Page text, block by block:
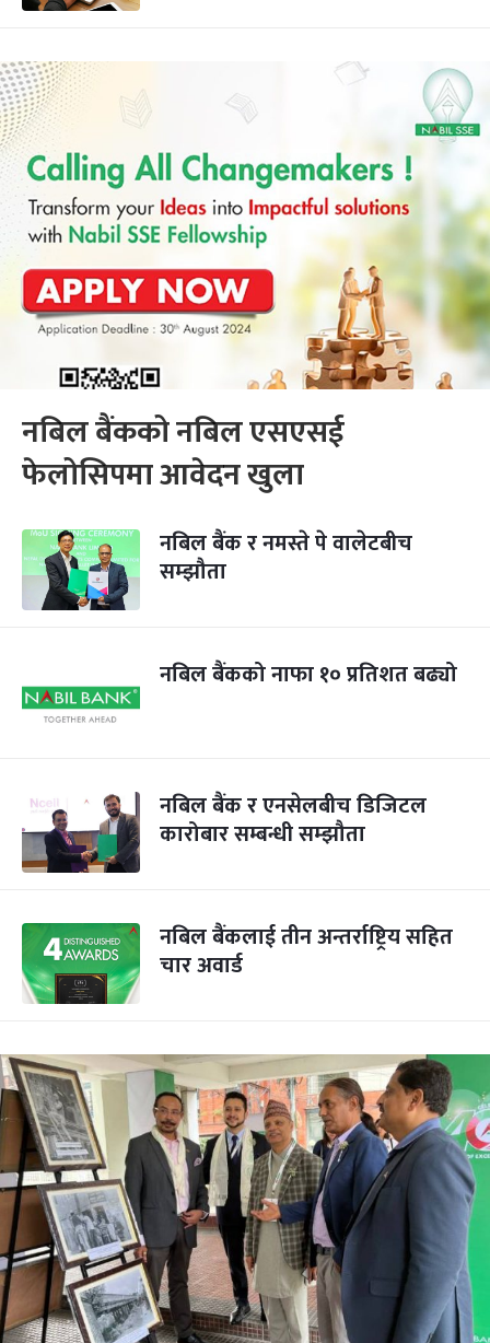
नबिल बैंकको नबिल एसएसई
फेलोसिपमा आवेदन खुला
नबिल बैंक र नमस्ते पे वालेटबीच
सम्झौता
नबिल बैंकको नाफा १० प्रतिशत बढ्यो
नबिल बैंक र एनसेलबीच डिजिटल
कारोबार सम्बन्धी सम्झौता
नबिल बैंकलाई तीन अन्तर्राष्ट्रिय सहित
चार अवार्ड